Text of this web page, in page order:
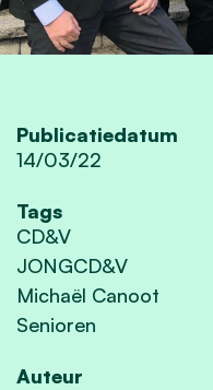
Publicatiedatum
14/03/22
Tags
CD&V
JONGCD&V
Michaël Canoot
Senioren
Auteur